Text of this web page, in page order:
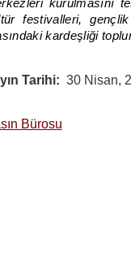
kurulmasını
festivalleri,
kardeşliği
Tarihi 30 Nisan,
Bürosu